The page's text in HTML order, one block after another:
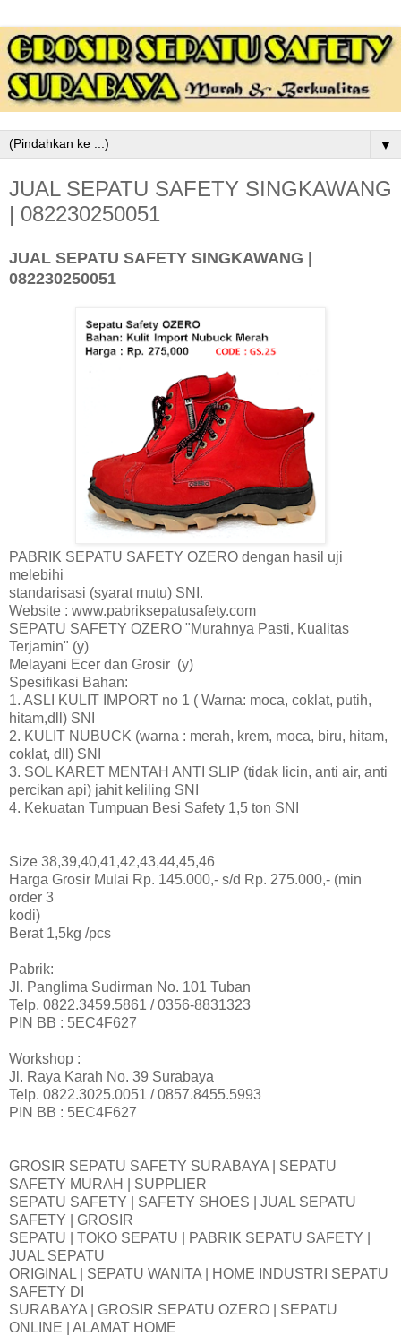
▼
JUAL SEPATU SAFETY SINGKAWANG
| 082230250051
JUAL SEPATU SAFETY SINGKAWANG |
082230250051
PABRIK SEPATU SAFETY OZERO dengan hasil uji
melebihi
standarisasi (syarat mutu) SNI.
Website : www.pabriksepatusafety.com
SEPATU SAFETY OZERO "Murahnya Pasti, Kualitas
Terjamin" (y)
Melayani Ecer dan Grosir (y)
Spesifikasi Bahan:
1. ASLI KULIT IMPORT no 1 ( Warna: moca, coklat, putih,
hitam,dll) SNI
2. KULIT NUBUCK (warna : merah, krem, moca, biru, hitam,
coklat, dll) SNI
3. SOL KARET MENTAH ANTI SLIP (tidak licin, anti air, anti
percikan api) jahit keliling SNI
4. Kekuatan Tumpuan Besi Safety 1,5 ton SNI
Size 38,39,40,41,42,43,44,45,46
Harga Grosir Mulai Rp. 145.000,- s/d Rp. 275.000,- (min
order 3
kodi)
Berat 1,5kg /pcs
Pabrik:
Jl. Panglima Sudirman No. 101 Tuban
Telp. 0822.3459.5861 / 0356-8831323
PIN BB : 5EC4F627
Workshop :
Jl. Raya Karah No. 39 Surabaya
Telp. 0822.3025.0051 / 0857.8455.5993
PIN BB : 5EC4F627
GROSIR SEPATU SAFETY SURABAYA | SEPATU
SAFETY MURAH | SUPPLIER
SEPATU SAFETY | SAFETY SHOES | JUAL SEPATU
SAFETY | GROSIR
SEPATU | TOKO SEPATU | PABRIK SEPATU SAFETY |
JUAL SEPATU
ORIGINAL | SEPATU WANITA | HOME INDUSTRI SEPATU
SAFETY DI
SURABAYA | GROSIR SEPATU OZERO | SEPATU
ONLINE | ALAMAT HOME